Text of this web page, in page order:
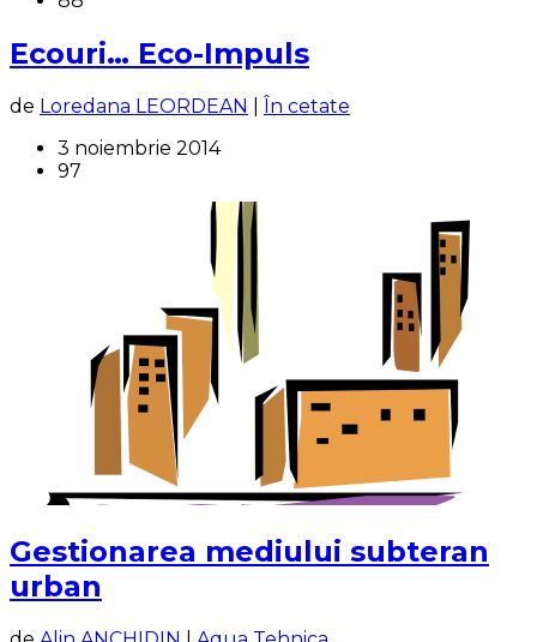
Ecouri… Eco-Impuls
de Loredana LEORDEAN
În cetate
3 noiembrie 2014
97
Gestionarea mediului subteran
urban